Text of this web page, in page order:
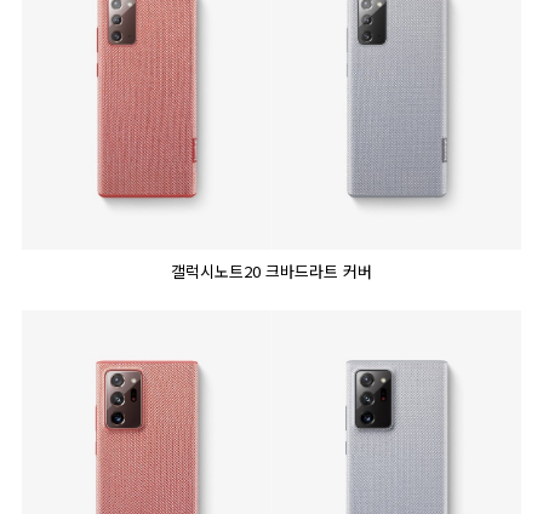
갤럭시노트20 크바드라트 커버